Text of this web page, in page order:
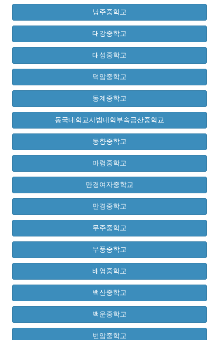
낭주중학교
대강중학교
대성중학교
덕암중학교
동계중학교
동국대학교사범대학부속금산중학교
동향중학교
마령중학교
만경여자중학교
만경중학교
무주중학교
무풍중학교
배영중학교
백산중학교
백운중학교
번암중학교